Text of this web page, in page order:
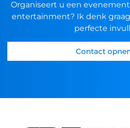
Organiseert u een
entertainment? Ik denk
perfecte
Contact